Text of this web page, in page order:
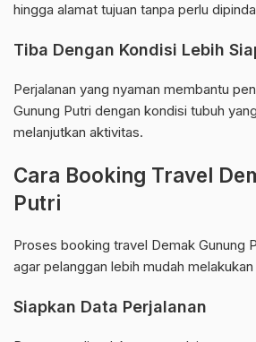
hingga alamat tujuan tanpa perlu
Tiba Dengan Kondisi Lebih
Perjalanan yang nyaman membantu
Gunung Putri dengan kondisi tubuh
melanjutkan aktivitas.
Cara Booking Travel
Putri
Proses booking travel Demak Gunung
agar pelanggan lebih mudah
Siapkan Data Perjalanan